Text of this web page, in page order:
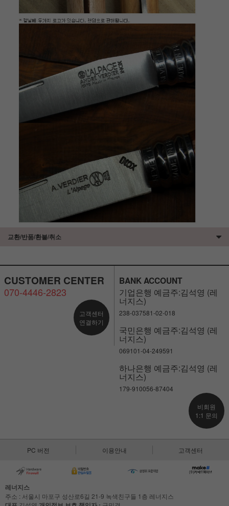
이코 라이프 하
교환/반품/환불/취소
CUSTOMER CENTER
070-4446-2823
고객센터
연결하기
BANK ACCOUNT
기업은행 예금주:김석영 (레
너지스)
238-037581-02-018
국민은행 예금주:김석영 (레
너지스)
069101-04-249591
하나은행 예금주:김석영 (레
너지스)
179-910056-87404
비회원
1:1 문의
PC 버전 이용안내 고객센터
레너지스
주소 : 서울시 마포구 성산로6길 21-9 녹색친구들 1층 레너지스